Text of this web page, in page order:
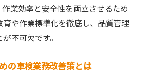
業効率と安全性を両立させるため
育や作業標準化を徹底し、品質管理
不可欠です。
の車検業務改善策とは